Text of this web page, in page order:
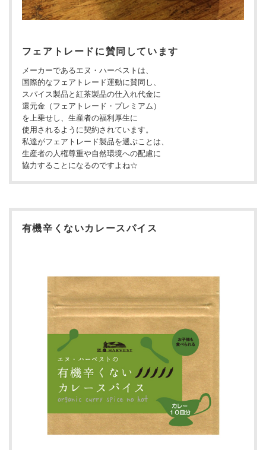
フェアトレードに賛同しています
メーカーであるエヌ・ハーベストは、
国際的なフェアトレード運動に賛同し、
スパイス製品と紅茶製品の仕入れ代金に
還元金（フェアトレード・プレミアム）
を上乗せし、生産者の福利厚生に
使用されるように契約されています。
私達がフェアトレード製品を選ぶことは、
生産者の人権尊重や自然環境への配慮に
協力することになるのですよね☆
有機辛くないカレースパイス